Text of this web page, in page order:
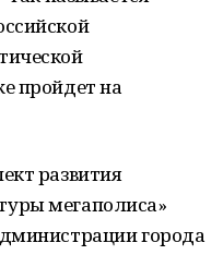
пройдет на
развития
мегаполиса»
города